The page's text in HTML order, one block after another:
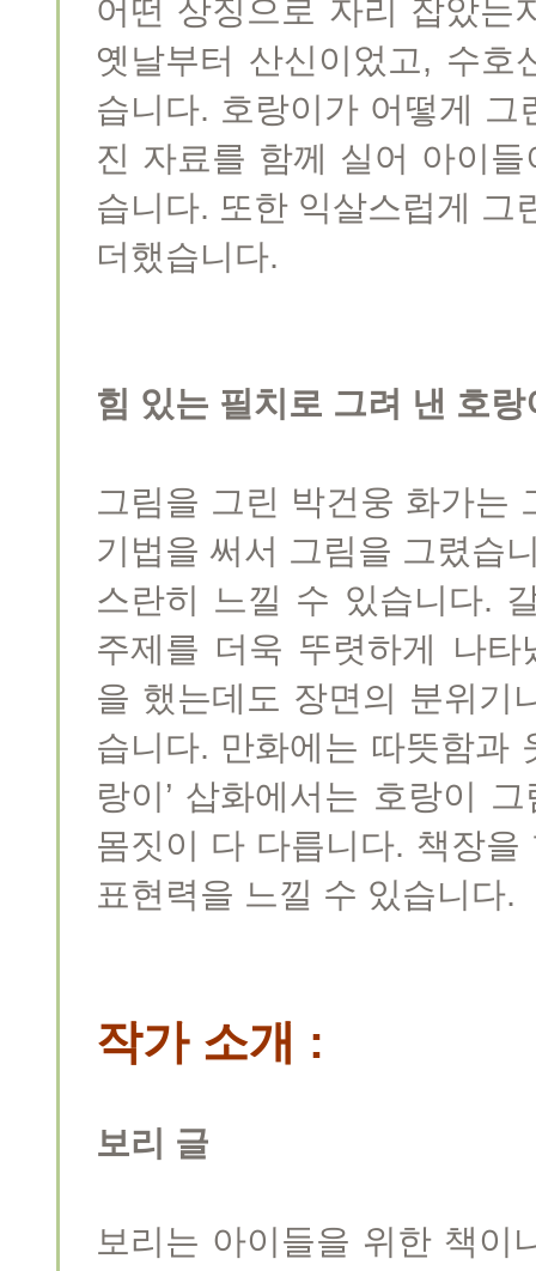
어떤 상징으로 자리 잡았는
옛날부터 산신이었고, 수
습니다. 호랑이가 어떻게
진 자료를 함께 실어 아이
습니다. 또한 익살스럽게 그
더했습니다.
힘 있는 필치로 그려 낸 호랑
그림을 그린 박건웅 화가는
기법을 써서 그림을 그렸습
스란히 느낄 수 있습니다.
주제를 더욱 뚜렷하게 나
을 했는데도 장면의 분위기
습니다. 만화에는 따뜻함과
랑이’ 삽화에서는 호랑이
몸짓이 다 다릅니다. 책장
표현력을 느낄 수 있습니다.
작가 소개 :
보리 글
보리는 아이들을 위한 책이